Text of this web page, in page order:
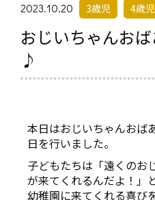
2023.10.20 3歳児 4歳児
おじいちゃんお
♪
本日はおじいちゃんおば
日を行いました。
子どもたちは「遠くのお
が来てくれるんだよ！」
幼稚園に来てくれる喜び